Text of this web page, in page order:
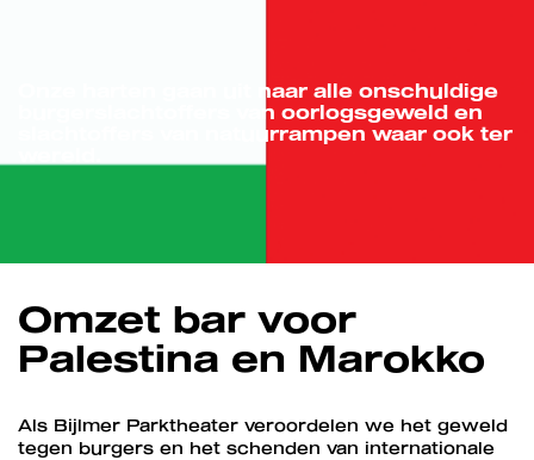
Onze harten gaan uit naar alle onschuldige
burgerslachtoffers van oorlogsgeweld en
slachtoffers van natuurrampen waar ook ter
Omzet bar voor
Palestina en Marokko
Als Bijlmer Parktheater veroordelen we het geweld
tegen burgers en het schenden van internationale